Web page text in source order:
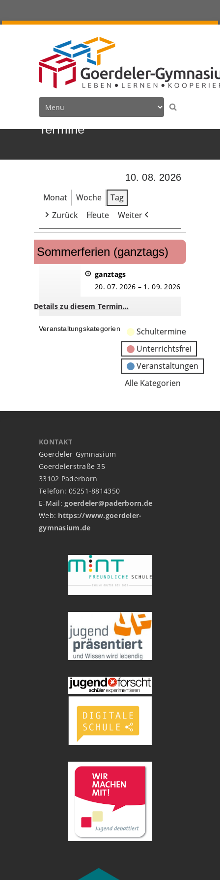
Termine
10. 08. 2026
Monat
Woche
Tag
Zurück
Heute Weiter
Sommerferien
(ganztags)
Sommerferien (ganztags)
ganztags
20. 07. 2026 – 1. 09. 2026
Details zu diesem Termin…
Veranstaltungskategorien
Schultermine
Unterrichtsfrei
Veranstaltungen
Alle Kategorien
KONTAKT
Goerdeler-Gymnasium
Goerdelerstraße 35
33102 Paderborn
Telefon: 05251-8814350
E-Mail:goerdeler@paderborn.de
Web: https://www.goerdeler-
gymnasium.de